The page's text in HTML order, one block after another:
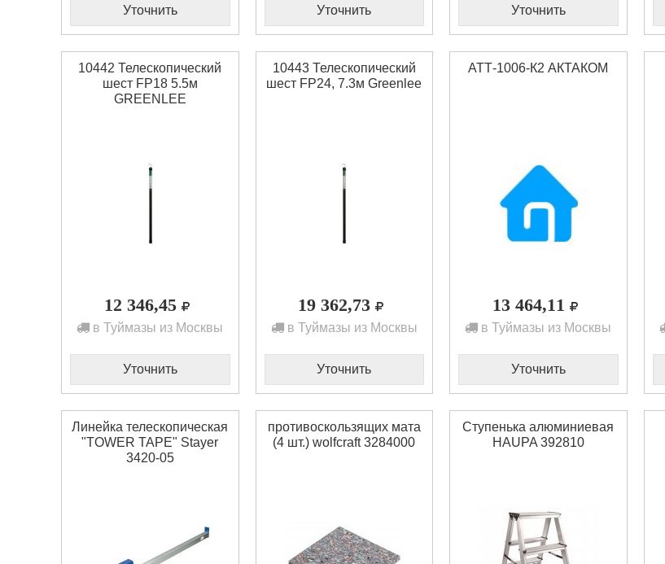
Уточнить Уточнить Уточнить
10442 Телескопический
шест FP18 5.5м
GREENLEE
12 346,45
в Туймазы из Москвы
Уточнить
10443 Телескопический
шест FP24, 7.3м Greenlee
19 362,73
в Туймазы из Москвы
Уточнить
АТТ-1006-К2 АКТАКОМ
13 464,11
в Туймазы из Москвы
Уточнить
Линейка телескопическая
"TOWER TAPE" Stayer
3420-05
противоскользящих мата
(4 шт.) wolfcraft 3284000
Ступенька алюминиевая
HAUPA 392810